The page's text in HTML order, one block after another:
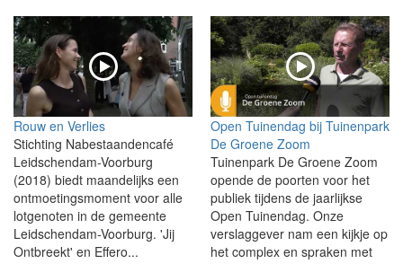
Rouw en Verlies
Stichting Nabestaandencafé
Leidschendam-Voorburg
(2018) biedt maandelijks een
ontmoetingsmoment voor alle
lotgenoten in de gemeente
Leidschendam-Voorburg. 'Jij
Ontbreekt' en Effero...
Open Tuinendag bij Tuinenpark
De Groene Zoom
Tuinenpark De Groene Zoom
opende de poorten voor het
publiek tijdens de jaarlijkse
Open Tuinendag. Onze
verslaggever nam een kijkje op
het complex en spraken met